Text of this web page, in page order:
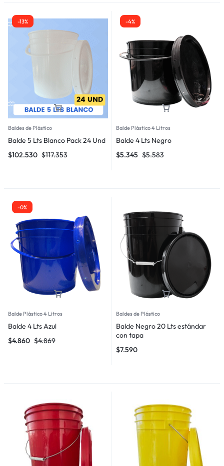
-13%
Baldes de Plástico
Balde 5 Lts Blanco Pack 24 Und
$117.353
$102.530
-4%
Balde Plástico 4 Litros
Balde 4 Lts Negro
$5.583
$5.345
-0%
Balde Plástico 4 Litros
Balde 4 Lts Azul
$4.869
$4.860
Baldes de Plástico
Balde Negro 20 Lts estándar
con tapa
$7.590